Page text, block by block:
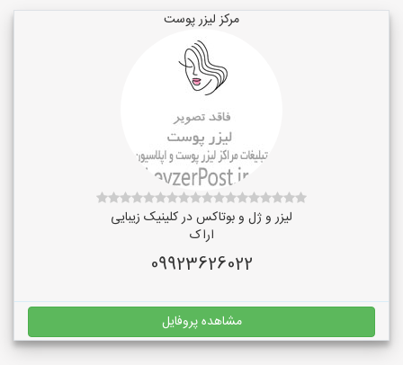
مرکز لیزر پوست
لیزر و ژل و بوتاکس در کلینیک زیبایی
اراک
09923626022
مشاهده پروفایل